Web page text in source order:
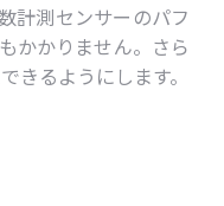
計測センサーのパフ
かかりません。さら
きるようにします。